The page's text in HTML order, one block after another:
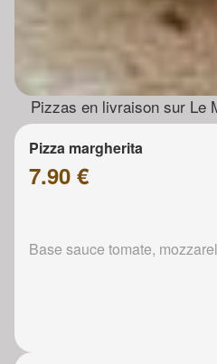
Pizzas en livraison sur Le
Pizza margherita
7.90 €
Base sauce tomate,